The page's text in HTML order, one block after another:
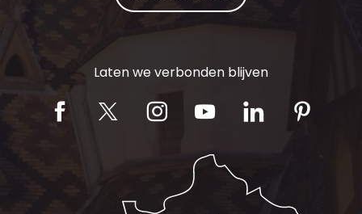
Laten we verbonden blijven